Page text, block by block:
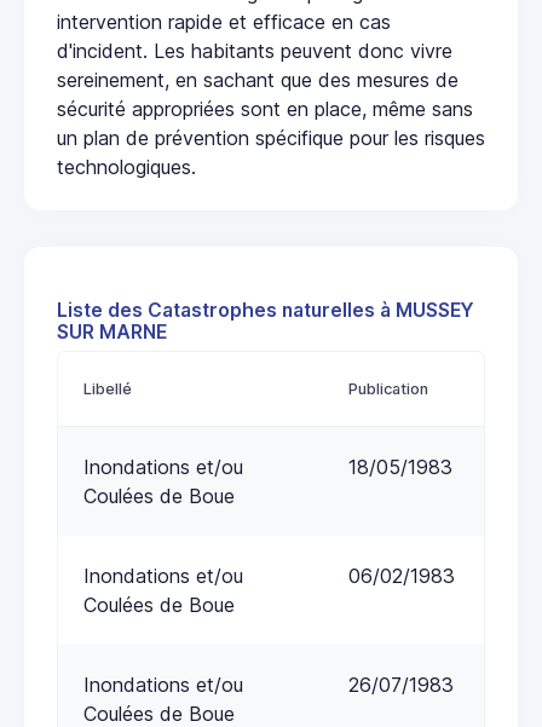
intervention rapide et efficace en cas
d'incident. Les habitants peuvent donc vivre
sereinement, en sachant que des mesures de
sécurité appropriées sont en place, même sans
un plan de prévention spécifique pour les risques
technologiques.
Liste des Catastrophes naturelles à MUSSEY
SUR MARNE
Libellé Publication
Inondations et/ou
Coulées de Boue
18/05/1983
Inondations et/ou
Coulées de Boue
06/02/1983
Inondations et/ou
Coulées de Boue
26/07/1983